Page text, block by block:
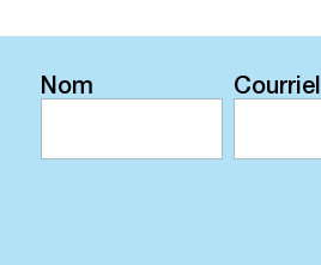
Nom Courriel